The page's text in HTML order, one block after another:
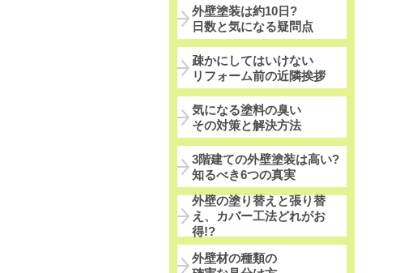
外壁塗装は約10日?
日数と気になる疑問点
疎かにしてはいけない
リフォーム前の近隣挨拶
気になる塗料の臭い
その対策と解決方法
3階建ての外壁塗装は高い?
知るべき6つの真実
外壁の塗り替えと張り替
え、カバー工法どれがお
得!?
外壁材の種類の